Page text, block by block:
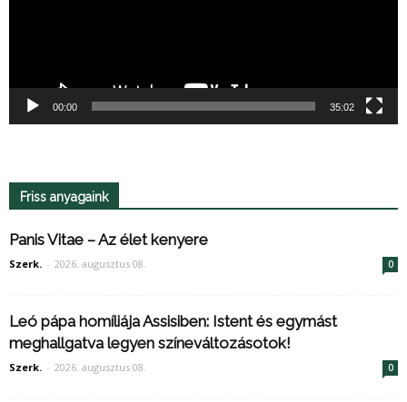
00:00 35:02
Friss anyagaink
Panis Vitae – Az élet kenyere
Szerk. - 2026. augusztus 08. 0
Leó pápa homíliája Assisiben: Istent és egymást
meghallgatva legyen színeváltozásotok!
Szerk. - 2026. augusztus 08. 0